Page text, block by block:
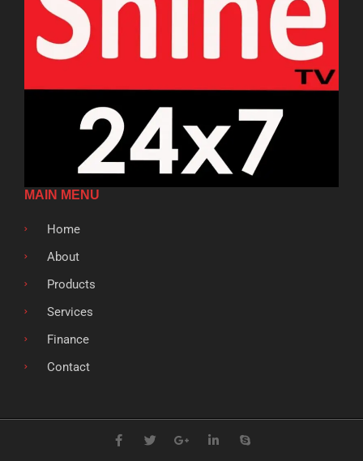
MAIN MENU
Home
About
Products
Services
Finance
Contact
a
c
w
i
o
o
i
n
k
y